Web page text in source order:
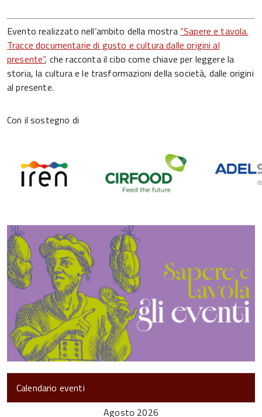
Evento realizzato nell’ambito della mostra “Sapere e tavola.
Tracce documentarie di gusto e cultura dalle origini al
presente”, che racconta il cibo come chiave per leggere la
storia, la cultura e le trasformazioni della società, dalle origini
al presente.
Con il sostegno di
Calendario eventi
Agosto 2026